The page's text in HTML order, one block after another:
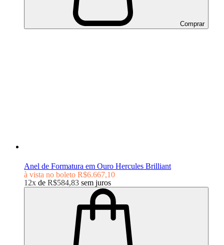
Comprar
Anel de Formatura em Ouro Hercules Brilliant
à vista no boleto R$6.667,10
12x de R$584,83 sem juros